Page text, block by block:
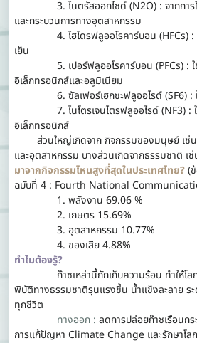
3. ไนตรัสออกไซด์ (N2O) : จากการใช้
และกระบวนการทางอุตสาหกรรม
4. ไฮโดรฟลูออโรคาร์บอน (HFCs) : ใ
เย็น
5. เปอร์ฟลูออโรคาร์บอน (PFCs) : ใช้
อิเล็กทรอนิกส์และอลูมิเนียม
6. ซัลเฟอร์เฮกซะฟลูออไรด์ (SF6) : ใ
7. ไนโตรเจนไตรฟลูออไรด์ (NF3) : ใ
อิเล็กทรอนิกส์
ส่วนใหญ่เกิดจาก กิจกรรมของมนุษย์ เช่น
และอุตสาหกรรม บางส่วนเกิดจากธรรมชาติ เช่
มาจากกิจกรรมไหนสูงที่สุดในประเทศไทย?(
ฉบับที่ 4 : Fourth National
1. พลังงาน 69.06 %
2. เกษตร 15.69%
3. อุตสาหกรรม 10.77%
4. ของเสีย 4.88%
ทำไมต้องรู้?
ก๊าซเหล่านี้กักเก็บความร้อน ทำให้โลก
พิบัติทางธรรมชาติรุนแรงขึ้น น้ำแข็งละลาย ร
ทุกชีวิต
ทางออก : ลดการปล่อยก๊าซเรือน
การแก้ปัญหา Climate Change และรักษาโลก